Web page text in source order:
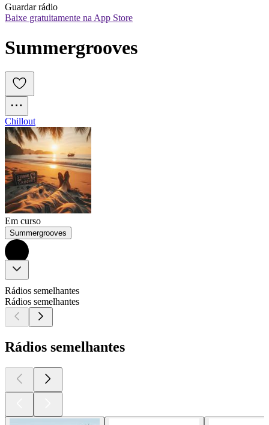
Guardar rádio
Baixe gratuitamente na App Store
Summergrooves
Chillout
Em curso
Summergrooves
Rádios semelhantes
Rádios semelhantes
Rádios semelhantes